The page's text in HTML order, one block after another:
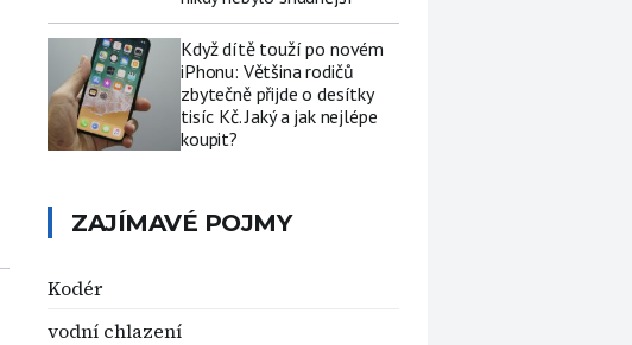
Když dítě touží po novém
iPhonu: Většina rodičů
zbytečně přijde o desítky
tisíc Kč. Jaký a jak nejlépe
koupit?
ZAJÍMAVÉ POJMY
Kodér
vodní chlazení